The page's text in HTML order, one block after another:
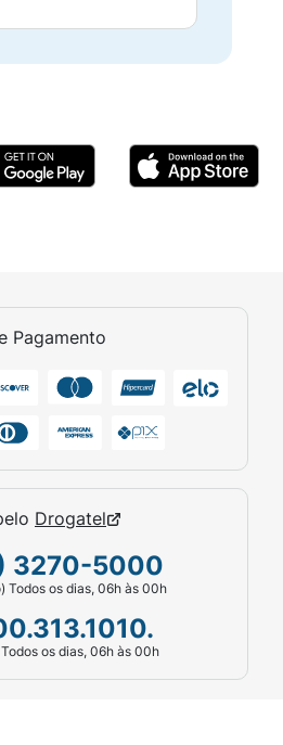
para manter
Pagamento
Drogatel
3270-5000
Todos os dias, 06h às 00h
os dias, 06h às 00h